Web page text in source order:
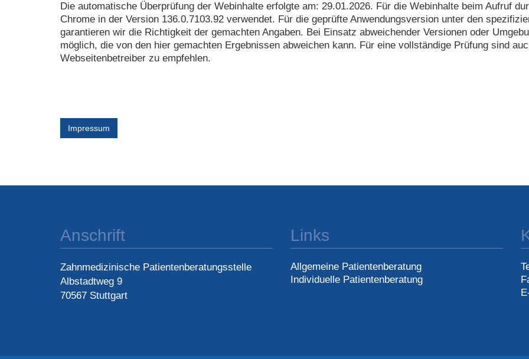
Die automatische Überprüfung der Webinhalte erfolgte am: 29.01.2026. Für die Webinhalte beim Aufruf
Chrome in der Version 136.0.7103.92 verwendet. Für die geprüfte Anwendungsversion unter den
garantieren wir die Richtigkeit der gemachten Angaben. Bei Einsatz abweichender Versionen oder
möglich, die von den hier gemachten Ergebnissen abweichen kann. Für eine vollständige Prüfung sind
Webseitenbetreiber zu empfehlen.
Impressum
Anschrift
Zahnmedizinische Patientenberatungsstelle
Albstadtweg 9
70567 Stuttgart
Links
Allgemeine Patientenberatung
Individuelle Patientenberatung